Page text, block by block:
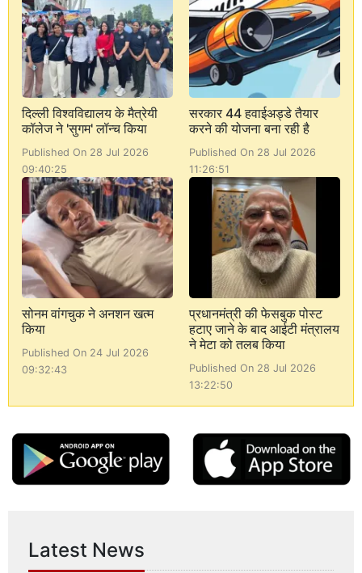
दिल्ली विश्वविद्यालय के मैत्रेयी
कॉलेज ने 'सुगम' लॉन्च किया
Published On 28 Jul 2026
09:40:25
सरकार 44 हवाईअड्डे तैयार
करने की योजना बना रही है
Published On 28 Jul 2026
11:26:51
सोनम वांगचुक ने अनशन खत्म
किया
Published On 24 Jul 2026
09:32:43
प्रधानमंत्री की फेसबुक पोस्ट
हटाए जाने के बाद आईटी मंत्रालय
ने मेटा को तलब किया
Published On 28 Jul 2026
13:22:50
Latest News